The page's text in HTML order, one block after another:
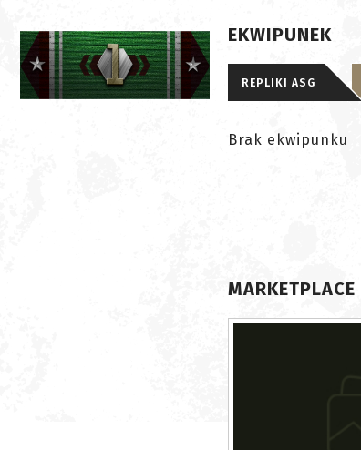
EKWIPUNEK
REPLIKI ASG
Brak ekwipunku
MARKETPLACE